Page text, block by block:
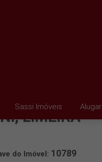
Sassi Imóveis Alugar
LIMEIRA
do Imóvel: 10789